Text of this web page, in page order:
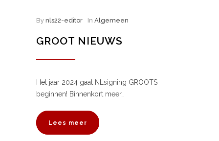
By nls22-editor In Algemeen
GROOT NIEUWS
Het jaar 2024 gaat NLsigning GROOTS
beginnen! Binnenkort meer…
Lees meer